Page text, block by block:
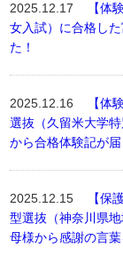
2025.12.17
【体
女入試）に合格し
た！
2025.12.16
【体
選抜（久留米大学
から合格体験記が届
2025.12.15
【保
型選抜（神奈川県
母様から感謝の言